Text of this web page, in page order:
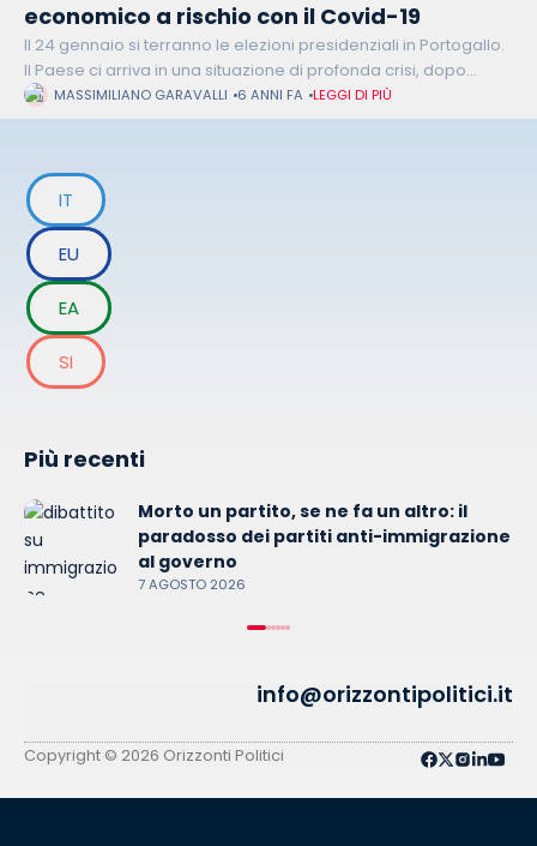
economico a rischio con il Covid-19
Il 24 gennaio si terranno le elezioni presidenziali in Portogallo.
Il Paese ci arriva in una situazione di profonda crisi, dopo
essere stato considerato un modello per l'Europa. Quando la
MASSIMILIANO GARAVALLI 6 ANNI FA LEGGI DI PIÙ
IT
EU
EA
SI
Più recenti
Morto un partito, se ne fa un altro: il
paradosso dei partiti anti-immigrazione
al governo
7 AGOSTO 2026
info@orizzontipolitici.it
Copyright © 2026 Orizzonti Politici